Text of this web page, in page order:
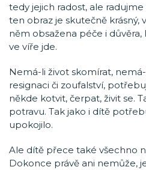
tedy jejich radost, ale
ten obraz je skutečně krásný,
něm obsažena péče i důvěra,
ve víře jde.
Nemá-li život skomírat,
resignaci či zoufalství,
někde kotvit, čerpat, živit se.
potravu. Tak jako i dítě
upokojilo.
Ale dítě přece také všechno
Dokonce právě ani nemůže,